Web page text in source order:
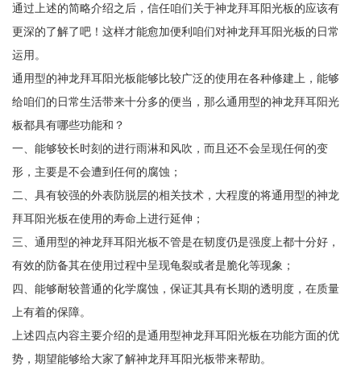
通过上述的简略介绍之后，信任咱们关于神龙拜耳阳光板的应该有
更深的了解了吧！这样才能愈加便利咱们对神龙拜耳阳光板的日常
运用。
通用型的神龙拜耳阳光板能够比较广泛的使用在各种修建上，能够
给咱们的日常生活带来十分多的便当，那么通用型的神龙拜耳阳光
板都具有哪些功能和？
一、能够较长时刻的进行雨淋和风吹，而且还不会呈现任何的变
形，主要是不会遭到任何的腐蚀；
二、具有较强的外表防脱层的相关技术，大程度的将通用型的神龙
拜耳阳光板在使用的寿命上进行延伸；
三、通用型的神龙拜耳阳光板不管是在韧度仍是强度上都十分好，
有效的防备其在使用过程中呈现龟裂或者是脆化等现象；
四、能够耐较普通的化学腐蚀，保证其具有长期的透明度，在质量
上有着的保障。
上述四点内容主要介绍的是通用型神龙拜耳阳光板在功能方面的优
势，期望能够给大家了解神龙拜耳阳光板带来帮助。